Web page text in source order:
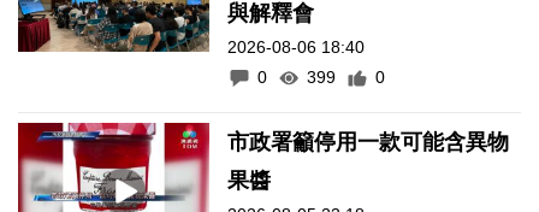
與解釋會
2026-08-06 18:40
0
399 0
市政署籲停用一款可能含異物
果醬